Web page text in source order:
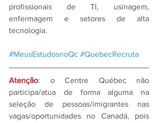
profissionais de TI, usinagem,
enfermagem e setores de alta
tecnologia.
#MeusEstudosnoQc #QuebecRecruta
Atenção: o Centre Québec não
participa/atua de forma alguma na
seleção de pessoas/imigrantes nas
vagas/oportunidades no Canadá, pois